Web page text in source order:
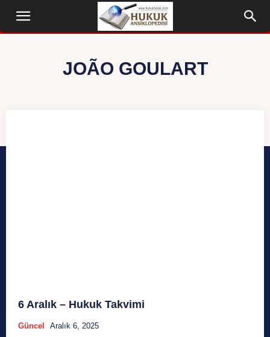
JOÃO GOULART
6 Aralık – Hukuk Takvimi
Güncel Aralık 6, 2025